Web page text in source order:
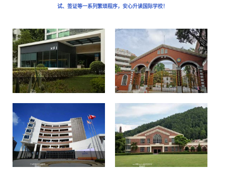
试、签证等一系列繁琐程序，安心升读国际学校！
华附AP
国际高中
省实国际部
国际高中
广州外国语学校国际班
国际高中
ULC剑桥/NCPA英东美式中学
国际高中